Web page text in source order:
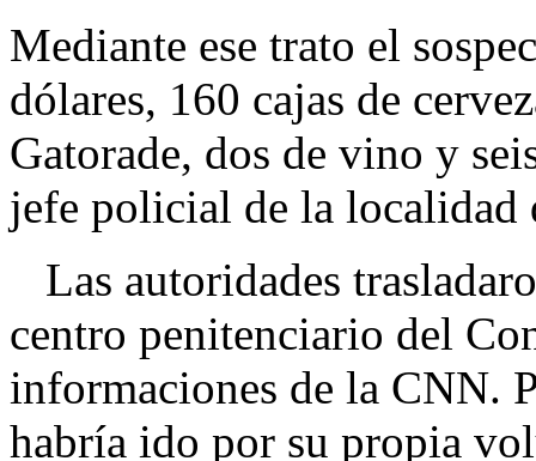
Mediante ese trato el
dólares, 160 cajas de
Gatorade, dos de vino y
jefe policial de la localidad
Las autoridades
centro penitenciario del
informaciones de la CNN.
habría ido por su propia